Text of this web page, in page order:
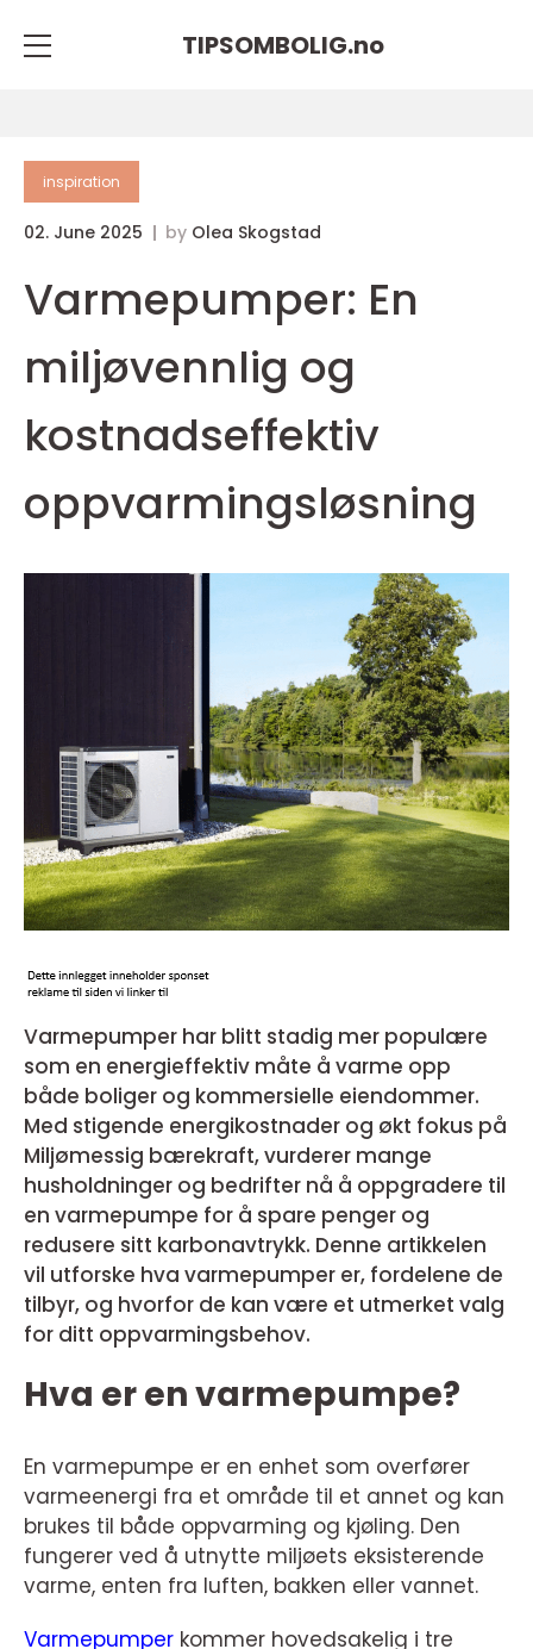
TIPSOMBOLIG.no
inspiration
02. June 2025 by Olea Skogstad
Varmepumper: En
miljøvennlig og
kostnadseffektiv
oppvarmingsløsning
Varmepumper har blitt stadig mer populære
som en energieffektiv måte å varme opp
både boliger og kommersielle eiendommer.
Med stigende energikostnader og økt fokus på
Miljømessig bærekraft, vurderer mange
husholdninger og bedrifter nå å oppgradere til
en varmepumpe for å spare penger og
redusere sitt karbonavtrykk. Denne artikkelen
vil utforske hva varmepumper er, fordelene de
tilbyr, og hvorfor de kan være et utmerket valg
for ditt oppvarmingsbehov.
Hva er en varmepumpe?
En varmepumpe er en enhet som overfører
varmeenergi fra et område til et annet og kan
brukes til både oppvarming og kjøling. Den
fungerer ved å utnytte miljøets eksisterende
varme, enten fra luften, bakken eller vannet.
Varmepumper kommer hovedsakelig i tre